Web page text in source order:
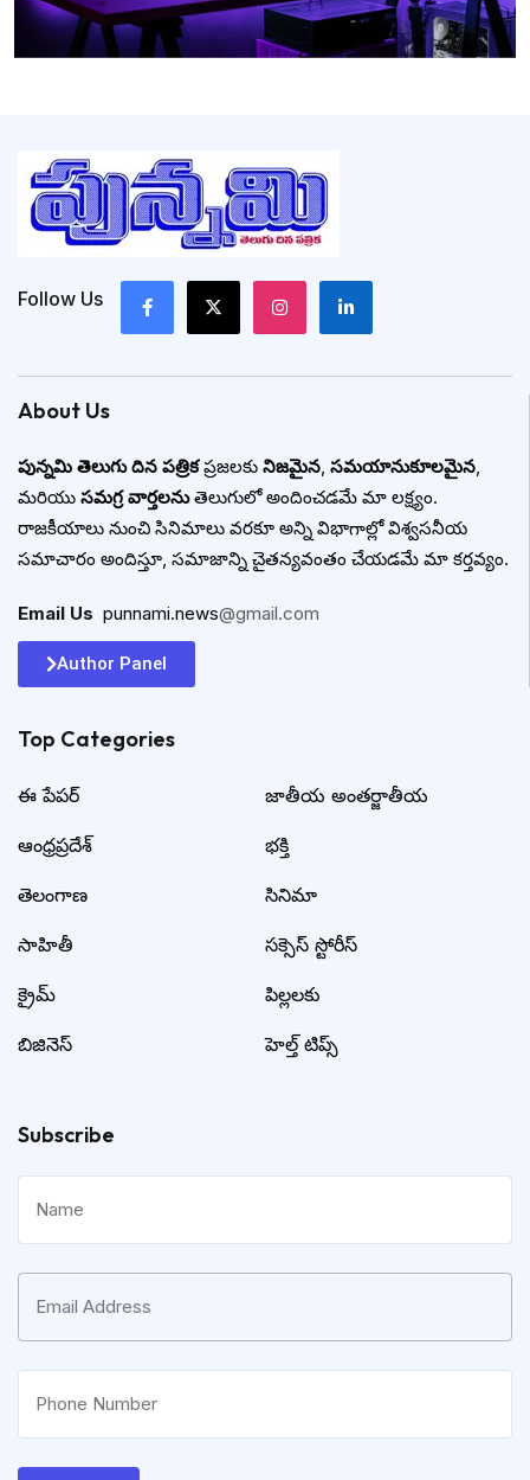
Follow Us
About Us
పున్నమి తెలుగు దిన పత్రికప్రజలకు నిజమైన, సమయానుకూలమైన,
మరియు సమగ్ర వార్తలనుతెలుగులో అందించడమే మా లక్ష్యం.
రాజకీయాలు నుంచి సినిమాలు వరకూ అన్ని విభాగాల్లో విశ్వసనీయ
సమాచారం అందిస్తూ, సమాజాన్ని చైతన్యవంతం చేయడమే మా కర్తవ్యం.
Email Us punnami.news@gmail.com
Author Panel
Top Categories​
ఈ పేపర్
ఆంధ్రప్రదేశ్
తెలంగాణ
సాహితీ
క్రైమ్
బిజినెస్
జాతీయ అంతర్జాతీయ
భక్తి
సినిమా
సక్సెస్ స్టోరీస్
పిల్లలకు
హెల్త్ టిప్స్
Subscribe